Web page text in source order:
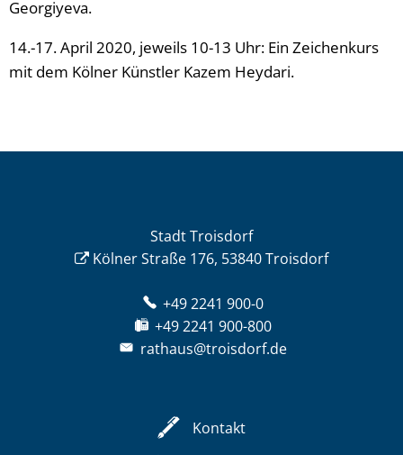
Georgiyeva.
14.-17. April 2020, jeweils 10-13 Uhr: Ein Zeichenkurs
mit dem Kölner Künstler Kazem Heydari.
Stadt Troisdorf
Kölner Straße 176, 53840 Troisdorf
+49 2241 900-0
+49 2241 900-800
rathaus@troisdorf.de
Kontakt